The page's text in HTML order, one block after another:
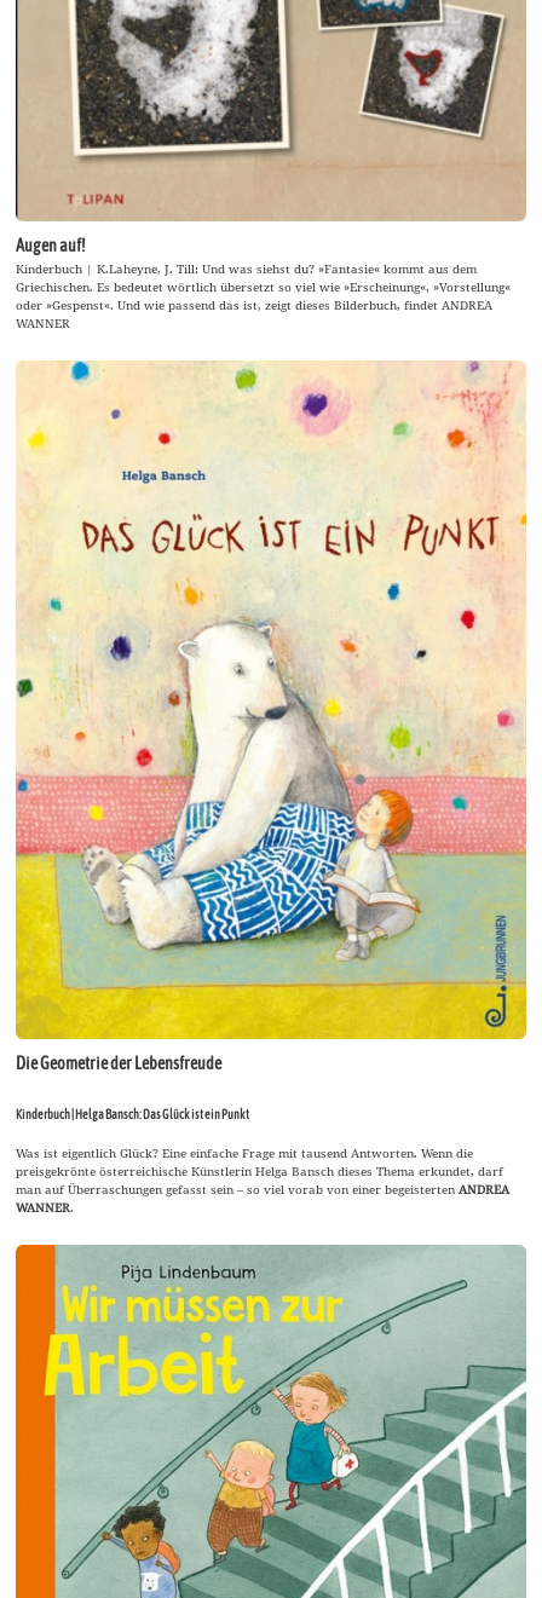
Augen auf!
Kinderbuch | K.Laheyne, J. Till: Und was siehst du? »Fantasie« kommt aus dem
Griechischen. Es bedeutet wörtlich übersetzt so viel wie »Erscheinung«, »Vorstellung«
oder »Gespenst«. Und wie passend das ist, zeigt dieses Bilderbuch, findet ANDREA
WANNER
Die Geometrie der Lebensfreude
Kinderbuch | Helga Bansch: Das Glück ist ein Punkt
Was ist eigentlich Glück? Eine einfache Frage mit tausend Antworten. Wenn die
preisgekrönte österreichische Künstlerin Helga Bansch dieses Thema erkundet, darf
man auf Überraschungen gefasst sein – so viel vorab von einer begeistertenANDREA
WANNER.